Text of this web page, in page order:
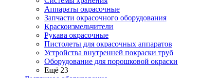
Аппараты окрасочные
Запчасти окрасочного оборудования
Краскоизмельчители
Рукава окрасочные
Пистолеты для окрасочных аппаратов
Устройства внутренней покраски труб
Оборудование для порошковой окраски
Ещё 23